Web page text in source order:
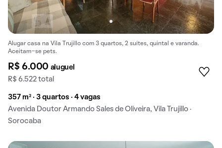
Alugar casa na Vila Trujillo com 3 quartos, 2 suítes, quintal e varanda.
Aceitam-se pets.
R$ 6.000 aluguel
R$ 6.522 total
357 m² · 3 quartos · 4 vagas
Avenida Doutor Armando Sales de Oliveira, Vila Trujillo ·
Sorocaba